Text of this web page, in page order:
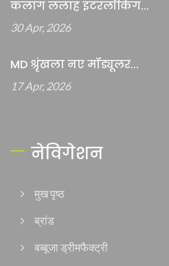
कलांग ललाह इंटरलॉकिंग...
30 Apr, 2026
MD श्रृंखला नए मॉड्यूलर...
17 Apr, 2026
नेविगेशन
मुख पृष्ठ
ब्रांड
बब्बूजा ड्रीमफैक्ट्री